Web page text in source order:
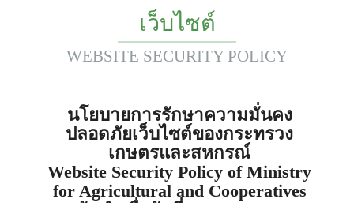
เว็บไซต์
WEBSITE SECURITY POLICY
นโยบายการรักษาความมั่นคง
ปลอดภัยเว็บไซต์ของกระทรวง
เกษตรและสหกรณ์
Website Security Policy of Ministry
for Agricultural and Cooperatives